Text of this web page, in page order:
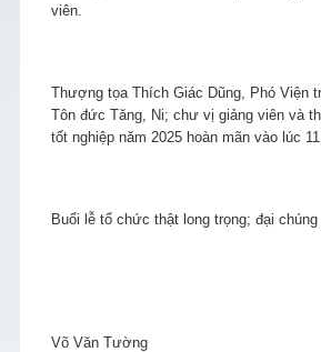
viên.
Thượng tọa Thích Giác Dũng, Phó Viện
Tôn đức Tăng, Ni; chư vị giảng viên và
tốt nghiệp năm 2025 hoàn mãn vào lúc
Buổi lễ tổ chức thật long trọng; đại
Võ Văn Tường